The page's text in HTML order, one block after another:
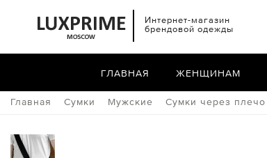
Интернет-магазин
брендовой одежды
ГЛАВНАЯ ЖЕНЩИНАМ
Главная Сумки Мужские Сумки через плечо